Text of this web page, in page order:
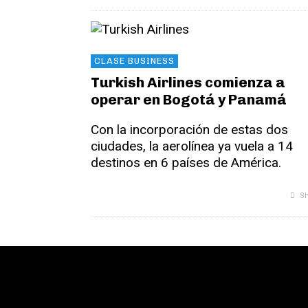
CLASE BUSINESS
Turkish Airlines comienza a
operar en Bogotá y Panamá
Con la incorporación de estas dos
ciudades, la aerolínea ya vuela a 14
destinos en 6 países de América.